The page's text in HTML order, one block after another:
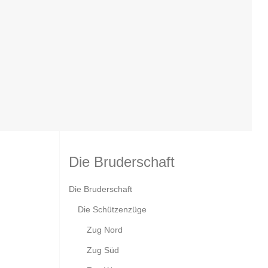
Die Bruderschaft
Die Bruderschaft
Die Schützenzüge
Zug Nord
Zug Süd